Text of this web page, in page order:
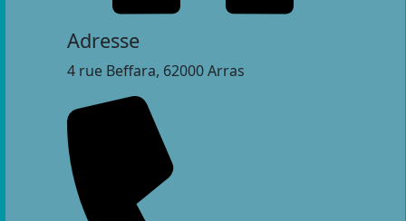
Adresse
4 rue Beffara, 62000 Arras